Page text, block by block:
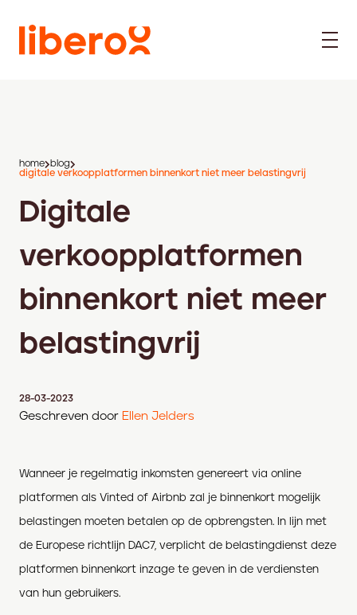
home
blog
digitale verkoopplatformen binnenkort niet meer belastingvrij
Digitale
verkoopplatformen
binnenkort niet meer
belastingvrij
28-03-2023
Geschreven door Ellen Jelders
Wanneer je regelmatig inkomsten genereert via online
platformen als Vinted of Airbnb zal je binnenkort mogelijk
belastingen moeten betalen op de opbrengsten. In lijn met
de Europese richtlijn DAC7, verplicht de belastingdienst deze
platformen binnenkort inzage te geven in de verdiensten
van hun gebruikers.